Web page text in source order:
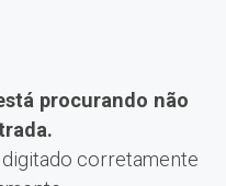
procurando não
corretamente